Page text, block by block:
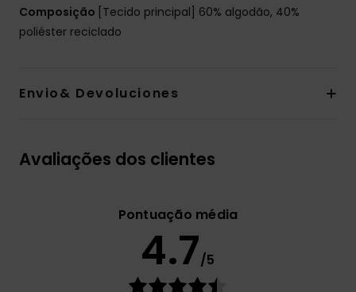
Composição [Tecido principal] 60% algodão, 40%
poliéster reciclado
Envio& Devoluciones
Avaliações dos clientes
Pontuação média
4.7/5